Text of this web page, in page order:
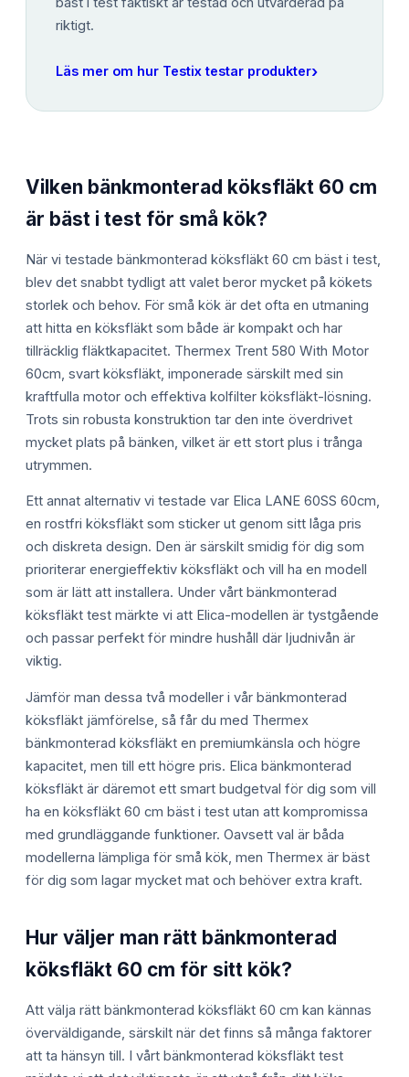
riktigt.
Läs mer om hur Testix testar produkter›
Vilken bänkmonterad köksfläkt 60 cm
är bäst i test för små kök?
När vi testade bänkmonterad köksfläkt 60 cm bäst i test,
blev det snabbt tydligt att valet beror mycket på kökets
storlek och behov. För små kök är det ofta en utmaning
att hitta en köksfläkt som både är kompakt och har
tillräcklig fläktkapacitet. Thermex Trent 580 With Motor
60cm, svart köksfläkt, imponerade särskilt med sin
kraftfulla motor och effektiva kolfilter köksfläkt-lösning.
Trots sin robusta konstruktion tar den inte överdrivet
mycket plats på bänken, vilket är ett stort plus i trånga
utrymmen.
Ett annat alternativ vi testade var Elica LANE 60SS 60cm,
en rostfri köksfläkt som sticker ut genom sitt låga pris
och diskreta design. Den är särskilt smidig för dig som
prioriterar energieffektiv köksfläkt och vill ha en modell
som är lätt att installera. Under vårt bänkmonterad
köksfläkt test märkte vi att Elica-modellen är tystgående
och passar perfekt för mindre hushåll där ljudnivån är
viktig.
Jämför man dessa två modeller i vår bänkmonterad
köksfläkt jämförelse, så får du med Thermex
bänkmonterad köksfläkt en premiumkänsla och högre
kapacitet, men till ett högre pris. Elica bänkmonterad
köksfläkt är däremot ett smart budgetval för dig som vill
ha en köksfläkt 60 cm bäst i test utan att kompromissa
med grundläggande funktioner. Oavsett val är båda
modellerna lämpliga för små kök, men Thermex är bäst
för dig som lagar mycket mat och behöver extra kraft.
Hur väljer man rätt bänkmonterad
köksfläkt 60 cm för sitt kök?
Att välja rätt bänkmonterad köksfläkt 60 cm kan kännas
överväldigande, särskilt när det finns så många faktorer
att ta hänsyn till. I vårt bänkmonterad köksfläkt test